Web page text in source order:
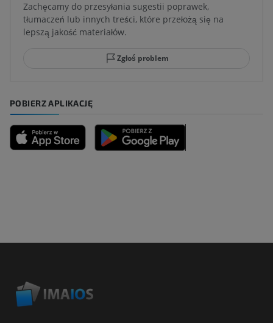
Zachęcamy do przesyłania sugestii poprawek,
tłumaczeń lub innych treści, które przełożą się na
lepszą jakość materiałów.
Zgłoś problem
POBIERZ APLIKACJĘ